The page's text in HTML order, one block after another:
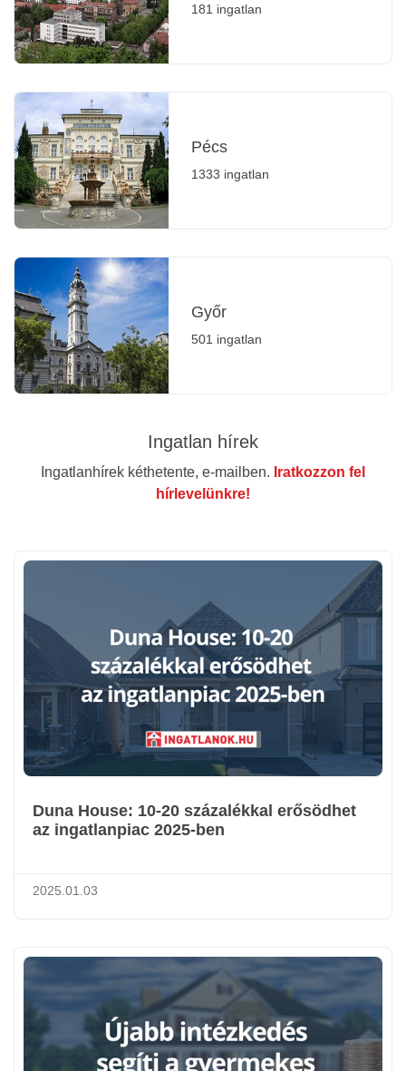
181 ingatlan
Pécs
1333 ingatlan
Győr
501 ingatlan
Ingatlan hírek
Ingatlanhírek kéthetente, e-mailben. Iratkozzon fel
hírlevelünkre!
Duna House: 10-20 százalékkal erősödhet
az ingatlanpiac 2025-ben
2025.01.03